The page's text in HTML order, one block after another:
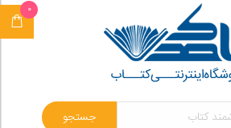
0
جستجو